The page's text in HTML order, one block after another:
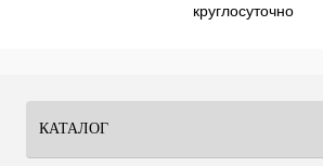
круглосуточно
КАТАЛОГ